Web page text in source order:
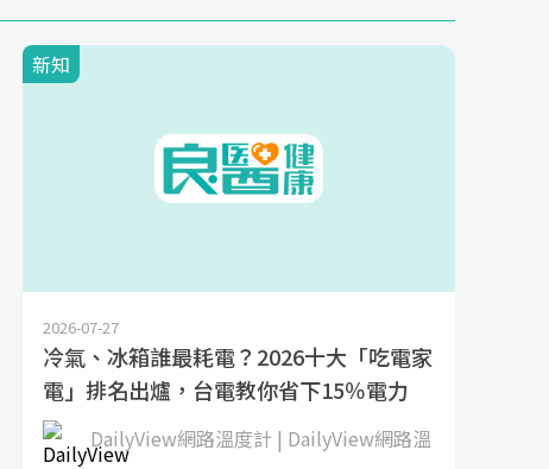
新知
2026-07-27
冷氣、冰箱誰最耗電？2026十大「吃電家
電」排名出爐，台電教你省下15％電力
DailyView網路溫度計 | DailyView網路溫